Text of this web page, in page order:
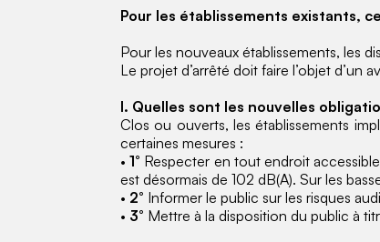
Pour les établissements existants,
Pour les nouveaux établissements, les
Le projet d’arrêté doit faire l’objet d’un
I. Quelles sont les nouvelles
Clos ou ouverts, les établissements
certaines mesures :
•1° Respecter en tout endroit
est désormais de 102 dB(A). Sur les
• 2° Informer le public sur les risques
• 3° Mettre à la disposition du public à